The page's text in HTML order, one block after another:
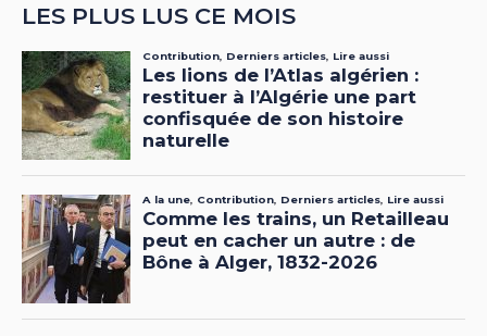
LES PLUS LUS CE MOIS